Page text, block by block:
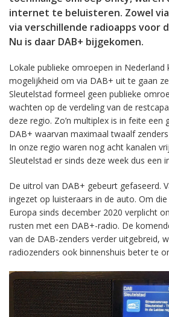
internet te beluisteren. Zowel
via verschillende radioapps voor
Nu is daar DAB+ bijgekomen.
Lokale publieke omroepen in Nederland
mogelijkheid om via DAB+ uit te gaan
Sleutelstad formeel geen publieke
wachten op de verdeling van de
deze regio. Zo’n multiplex is in feite een
DAB+ waarvan maximaal twaalf
In onze regio waren nog acht kanalen
Sleutelstad er sinds deze week dus een
De uitrol van DAB+ gebeurt gefaseerd.
ingezet op luisteraars in de auto. Om
Europa sinds december 2020 verplicht
rusten met een DAB+-radio. De
van de DAB-zenders verder uitgebreid,
radiozenders ook binnenshuis beter te